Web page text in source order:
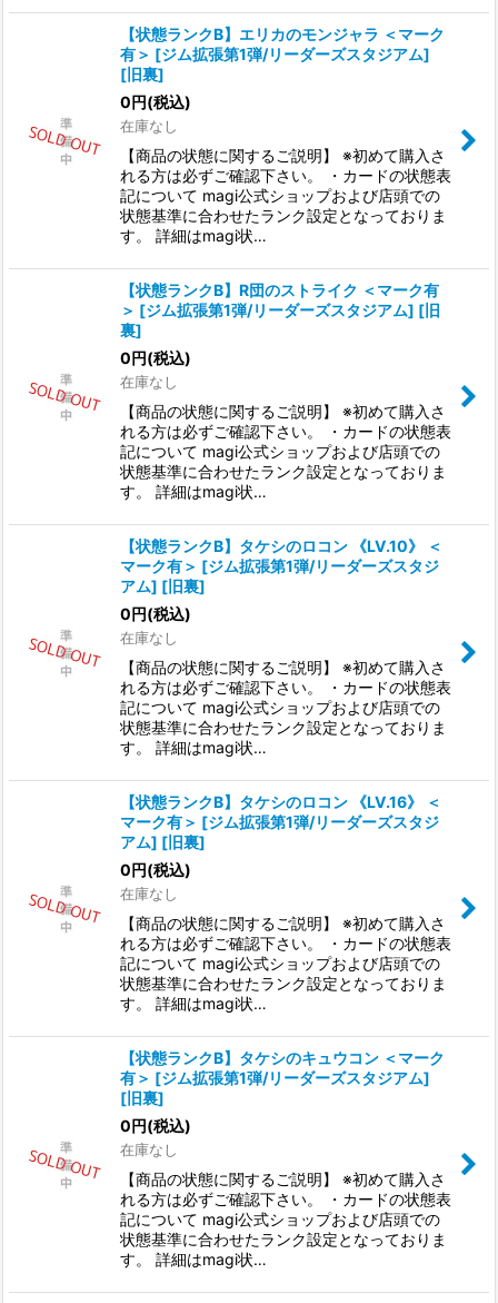
【状態ランクB】エリカのモンジャラ ＜マーク
有＞ [ジム拡張第1弾/リーダーズスタジアム]
[旧裏]
0円(税込)
在庫なし
【商品の状態に関するご説明】 ※初めて購入さ
れる方は必ずご確認下さい。 ・カードの状態表
記について magi公式ショップおよび店頭での
状態基準に合わせたランク設定となっておりま
す。 詳細はmagi状…
【状態ランクB】R団のストライク ＜マーク有
＞ [ジム拡張第1弾/リーダーズスタジアム] [旧
裏]
0円(税込)
在庫なし
【商品の状態に関するご説明】 ※初めて購入さ
れる方は必ずご確認下さい。 ・カードの状態表
記について magi公式ショップおよび店頭での
状態基準に合わせたランク設定となっておりま
す。 詳細はmagi状…
【状態ランクB】タケシのロコン 《LV.10》 ＜
マーク有＞ [ジム拡張第1弾/リーダーズスタジ
アム] [旧裏]
0円(税込)
在庫なし
【商品の状態に関するご説明】 ※初めて購入さ
れる方は必ずご確認下さい。 ・カードの状態表
記について magi公式ショップおよび店頭での
状態基準に合わせたランク設定となっておりま
す。 詳細はmagi状…
【状態ランクB】タケシのロコン 《LV.16》 ＜
マーク有＞ [ジム拡張第1弾/リーダーズスタジ
アム] [旧裏]
0円(税込)
在庫なし
【商品の状態に関するご説明】 ※初めて購入さ
れる方は必ずご確認下さい。 ・カードの状態表
記について magi公式ショップおよび店頭での
状態基準に合わせたランク設定となっておりま
す。 詳細はmagi状…
【状態ランクB】タケシのキュウコン ＜マーク
有＞ [ジム拡張第1弾/リーダーズスタジアム]
[旧裏]
0円(税込)
在庫なし
【商品の状態に関するご説明】 ※初めて購入さ
れる方は必ずご確認下さい。 ・カードの状態表
記について magi公式ショップおよび店頭での
状態基準に合わせたランク設定となっておりま
す。 詳細はmagi状…